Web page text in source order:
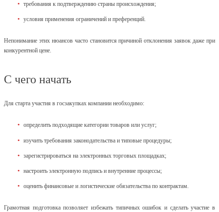
требования к подтверждению страны происхождения;
условия применения ограничений и преференций.
Непонимание этих нюансов часто становится причиной отклонения заявок даже при
конкурентной цене.
С чего начать
Для старта участия в госзакупках компании необходимо:
определить подходящие категории товаров или услуг;
изучить требования законодательства и типовые процедуры;
зарегистрироваться на электронных торговых площадках;
настроить электронную подпись и внутренние процессы;
оценить финансовые и логистические обязательства по контрактам.
Грамотная подготовка позволяет избежать типичных ошибок и сделать участие в